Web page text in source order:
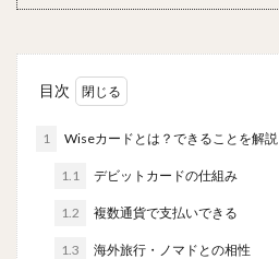
目次
1 Wiseカードとは？できることを解説
1.1 デビットカードの仕組み
1.2 複数通貨で支払いできる
1.3 海外旅行・ノマドとの相性